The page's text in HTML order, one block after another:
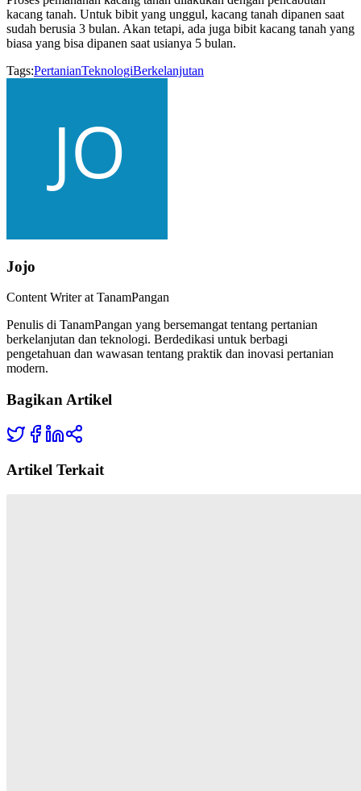
kacang tanah. Untuk bibit yang unggul, kacang tanah dipanen saat
sudah berusia 3 bulan. Akan tetapi, ada juga bibit kacang tanah yang
biasa yang bisa dipanen saat usianya 5 bulan.
Tags:PertanianTeknologiBerkelanjutan
Jojo
Content Writer at TanamPangan
Penulis di TanamPangan yang bersemangat tentang pertanian
berkelanjutan dan teknologi. Berdedikasi untuk berbagi
pengetahuan dan wawasan tentang praktik dan inovasi pertanian
modern.
Bagikan Artikel
Artikel Terkait